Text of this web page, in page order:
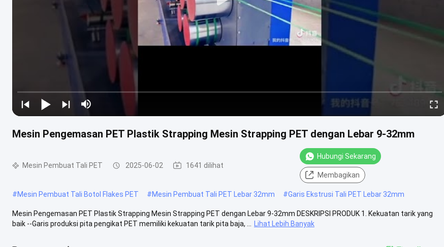
Mesin Pengemasan PET Plastik Strapping Mesin Strapping PET dengan Lebar 9-32mm
Mesin Pembuat Tali PET 2025-06-02 1641 dilihat
Hubungi Sekarang
Membagikan
#Mesin Pembuat Tali Botol Flakes PET #Mesin Pembuat Tali PET Lebar 32mm #Garis Ekstrusi Tali PET Lebar 32mm
Mesin Pengemasan PET Plastik Strapping Mesin Strapping PET dengan Lebar 9-32mm DESKRIPSI PRODUK 1. Kekuatan tarik yang
baik --Garis produksi pita pengikat PET memiliki kekuatan tarik pita baja, ...
Lihat Lebih Banyak